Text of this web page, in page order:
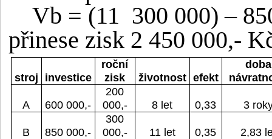
Vb = (11 300 000) –
přinese zisk 2 450 000,-
stroj investice
roční
zisk
životnost efekt
doba
A 600 000,-
200
000,-
8 let 0,33 3
B 850 000,-
300
000,-
11 let 0,35 2,83